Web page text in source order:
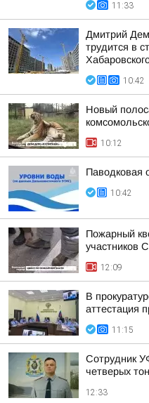
11:33
Дмитрий
трудится в
10:42
Новый
10:12
Паводковая
10:42
Пожарный
участников
12:09
В
аттестация
11:15
Сотрудник
четверых
12:33